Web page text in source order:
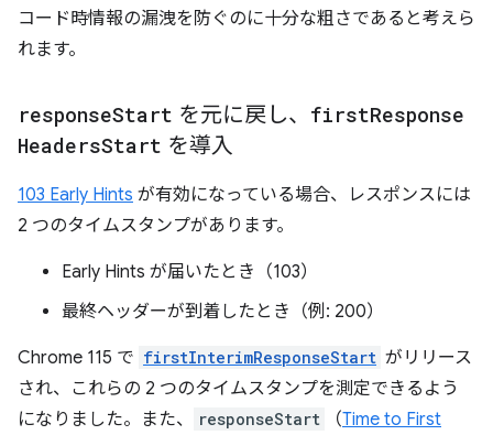
コード時情報の漏洩を防ぐのに十分な粗さであると考えら
れます。
responseStart を元に戻し、 firstResponse
HeadersStart を導入
103 Early Hints が有効になっている場合、レスポンスには
2 つのタイムスタンプがあります。
Early Hints が届いたとき（103）
最終ヘッダーが到着したとき（例: 200）
Chrome 115 で firstInterimResponseStart がリリース
され、これらの 2 つのタイムスタンプを測定できるよう
になりました。また、
responseStart （Time to First